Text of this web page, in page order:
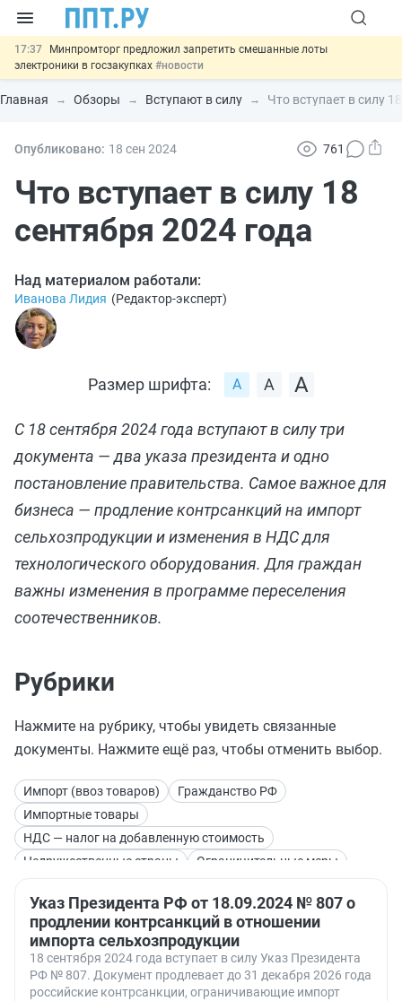
17:37
Минпромторг предложил запретить смешанные лоты
электроники в госзакупках #новости
17:13 Подписан указ об отмене спецрежима для вкладов физлиц из
недружественных стран
#новости
15:51 МВД запускает автоматическое аннулирование патента
13:48
Обеспечительный платёж СПОТ могут заменить
банковской гарантией#новости
Главная Обзоры Вступают в силу Что вступает в силу
Опубликовано: 18 сен 2024 761
Что вступает в силу 18
сентября 2024 года
Над материалом работали:
Иванова Лидия (Редактор-эксперт)
Размер шрифта:
С 18 сентября 2024 года вступают в силу три
документа — два указа президента и одно
постановление правительства. Самое важное для
бизнеса — продление контрсанкций на импорт
сельхозпродукции и изменения в НДС для
технологического оборудования. Для граждан
важны изменения в программе переселения
соотечественников.
Рубрики
Нажмите на рубрику, чтобы увидеть связанные
документы. Нажмите ещё раз, чтобы отменить выбор.
Импорт (ввоз товаров)
Гражданство РФ
Импортные товары
НДС — налог на добавленную стоимость
Недружественные страны
Ограничительные меры
Указ Президента РФ от 18.09.2024 № 807 о
продлении контрсанкций в отношении
импорта сельхозпродукции
18 сентября 2024 года вступает в силу Указ Президента
РФ № 807. Документ продлевает до 31 декабря 2026 года
российские контрсанкции, ограничивающие импорт